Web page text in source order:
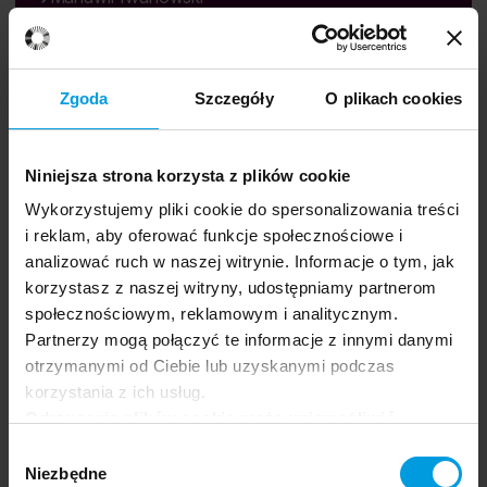
Zgoda Szczegóły O plikach cookies
Niniejsza strona korzysta z plików cookie
Wykorzystujemy pliki cookie do spersonalizowania treści
i reklam, aby oferować funkcje społecznościowe i
analizować ruch w naszej witrynie. Informacje o tym, jak
korzystasz z naszej witryny, udostępniamy partnerom
społecznościowym, reklamowym i analitycznym.
Partnerzy mogą połączyć te informacje z innymi danymi
otrzymanymi od Ciebie lub uzyskanymi podczas
korzystania z ich usług.
oferowanych na naszej stronie, w tym m.in. z
zgody
Niezbędne
Anna Czerniak
12:30 - 14:00
23.06.2026
Dowiedz się więcej
Kształcenie psychologów w Polsce 2019–2026: